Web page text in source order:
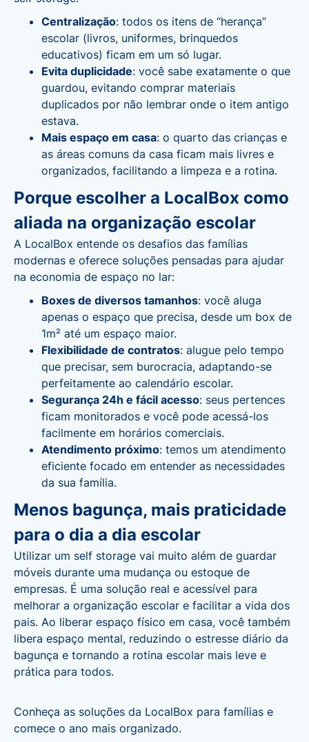
Centralização: todos os itens de “herança”
escolar (livros, uniformes, brinquedos
educativos) ficam em um só lugar.
Evita duplicidade: você sabe exatamente o que
guardou, evitando comprar materiais
duplicados por não lembrar onde o item antigo
estava.
Mais espaço em casa: o quarto das crianças e
as áreas comuns da casa ficam mais livres e
organizados, facilitando a limpeza e a rotina.
Porque escolher a LocalBox como
aliada na organização escolar
A LocalBox entende os desafios das famílias
modernas e oferece soluções pensadas para ajudar
na economia de espaço no lar:
Boxes de diversos tamanhos: você aluga
apenas o espaço que precisa, desde um box de
1m² até um espaço maior.
Flexibilidade de contratos: alugue pelo tempo
que precisar, sem burocracia, adaptando-se
perfeitamente ao calendário escolar.
Segurança 24h e fácil acesso: seus pertences
ficam monitorados e você pode acessá-los
facilmente em horários comerciais.
Atendimento próximo: temos um atendimento
eficiente focado em entender as necessidades
da sua família.
Menos bagunça, mais praticidade
para o dia a dia escolar
Utilizar um self storage vai muito além de guardar
móveis durante uma mudança ou estoque de
empresas. É uma solução real e acessível para
melhorar a organização escolar e facilitar a vida dos
pais. Ao liberar espaço físico em casa, você também
libera espaço mental, reduzindo o estresse diário da
bagunça e tornando a rotina escolar mais leve e
prática para todos.
Conheça as soluções da LocalBox para famílias e
comece o ano mais organizado.